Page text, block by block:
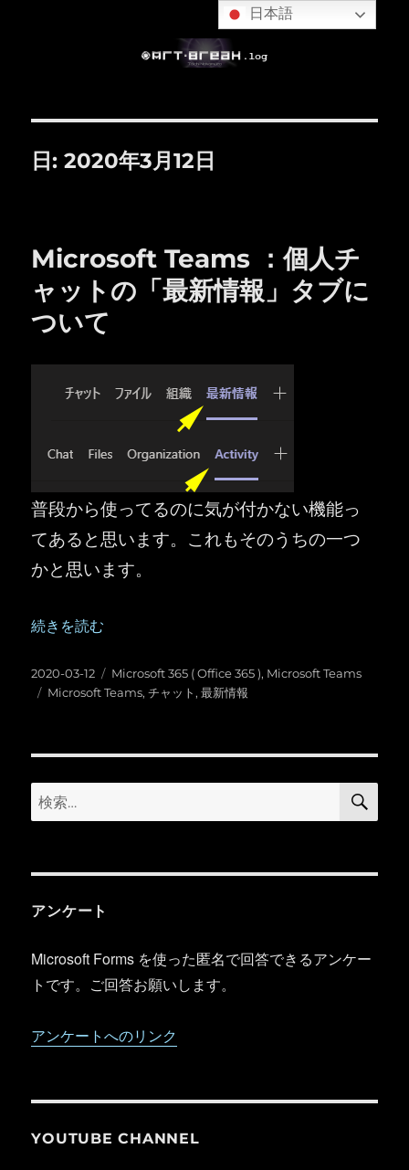
日:2020年3月12日
Microsoft Teams ：個人チ
ャットの「最新情報」タブに
ついて
普段から使ってるのに気が付かない機能っ
てあると思います。これもそのうちの一つ
かと思います。
“Microsoft Teams ：個人チャットの「最新情報」タブにつ
続きを読む
投
稿
2020-03-12
カ
テ
Microsoft 365 ( Office 365 ), Microsoft Teams
タ
Microsoft Teams,チャット ,最新情報
検
索:
検
アンケート
Microsoft Forms を使った匿名で回答できるアンケー
トです。ご回答お願いします。
アンケートへのリンク
YOUTUBE CHANNEL
日本語